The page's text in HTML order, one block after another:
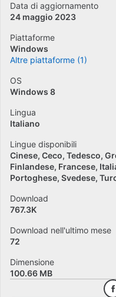
Data di aggiornamento
24 maggio 2023
Piattaforme
Windows
Altre piattaforme (1)
OS
Windows 8
Lingua
Italiano
Lingue disponibili
Cinese Ceco Tedesco
Finlandese Francese
Portoghese Svedese
Download
767.3K
Download nell'ultimo mese
72
Dimensione
100.66 MB